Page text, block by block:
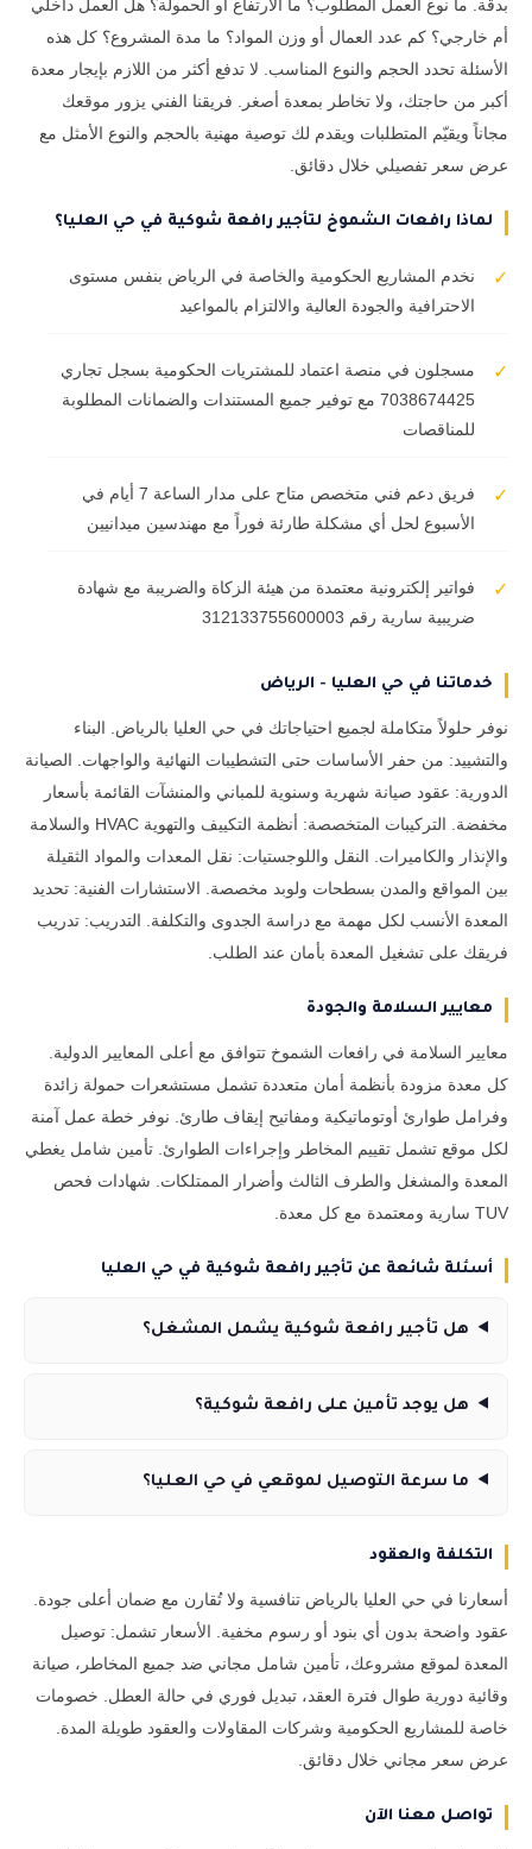
بدقة. ما نوع العمل المطلوب؟ ما الارتفاع أو الحمولة؟ هل العمل داخلي
أم خارجي؟ كم عدد العمال أو وزن المواد؟ ما مدة المشروع؟ كل هذه
الأسئلة تحدد الحجم والنوع المناسب. لا تدفع أكثر من اللازم بإيجار معدة
أكبر من حاجتك، ولا تخاطر بمعدة أصغر. فريقنا الفني يزور موقعك
مجاناً ويقيّم المتطلبات ويقدم لك توصية مهنية بالحجم والنوع الأمثل مع
عرض سعر تفصيلي خلال دقائق.
لماذا رافعات الشموخ لتأجير رافعة شوكية في حي العليا؟
✓
نخدم المشاريع الحكومية والخاصة في الرياض بنفس مستوى
الاحترافية والجودة العالية والالتزام بالمواعيد
✓
مسجلون في منصة اعتماد للمشتريات الحكومية بسجل تجاري
7038674425 مع توفير جميع المستندات والضمانات المطلوبة
للمناقصات
✓
فريق دعم فني متخصص متاح على مدار الساعة 7 أيام في
الأسبوع لحل أي مشكلة طارئة فوراً مع مهندسين ميدانيين
✓
فواتير إلكترونية معتمدة من هيئة الزكاة والضريبة مع شهادة
ضريبية سارية رقم 312133755600003
خدماتنا في حي العليا - الرياض
نوفر حلولاً متكاملة لجميع احتياجاتك في حي العليا بالرياض. البناء
والتشييد: من حفر الأساسات حتى التشطيبات النهائية والواجهات. الصيانة
الدورية: عقود صيانة شهرية وسنوية للمباني والمنشآت القائمة بأسعار
مخفضة. التركيبات المتخصصة: أنظمة التكييف والتهوية HVAC والسلامة
والإنذار والكاميرات. النقل واللوجستيات: نقل المعدات والمواد الثقيلة
بين المواقع والمدن بسطحات ولوبد مخصصة. الاستشارات الفنية: تحديد
المعدة الأنسب لكل مهمة مع دراسة الجدوى والتكلفة. التدريب: تدريب
فريقك على تشغيل المعدة بأمان عند الطلب.
معايير السلامة والجودة
معايير السلامة في رافعات الشموخ تتوافق مع أعلى المعايير الدولية.
كل معدة مزودة بأنظمة أمان متعددة تشمل مستشعرات حمولة زائدة
وفرامل طوارئ أوتوماتيكية ومفاتيح إيقاف طارئ. نوفر خطة عمل آمنة
لكل موقع تشمل تقييم المخاطر وإجراءات الطوارئ. تأمين شامل يغطي
المعدة والمشغل والطرف الثالث وأضرار الممتلكات. شهادات فحص
TUV سارية ومعتمدة مع كل معدة.
أسئلة شائعة عن تأجير رافعة شوكية في حي العليا
هل تأجير رافعة شوكية يشمل المشغل؟
هل يوجد تأمين على رافعة شوكية؟
ما سرعة التوصيل لموقعي في حي العليا؟
التكلفة والعقود
أسعارنا في حي العليا بالرياض تنافسية ولا تُقارن مع ضمان أعلى جودة.
عقود واضحة بدون أي بنود أو رسوم مخفية. الأسعار تشمل: توصيل
المعدة لموقع مشروعك، تأمين شامل مجاني ضد جميع المخاطر، صيانة
وقائية دورية طوال فترة العقد، تبديل فوري في حالة العطل. خصومات
خاصة للمشاريع الحكومية وشركات المقاولات والعقود طويلة المدة.
عرض سعر مجاني خلال دقائق.
تواصل معنا الآن